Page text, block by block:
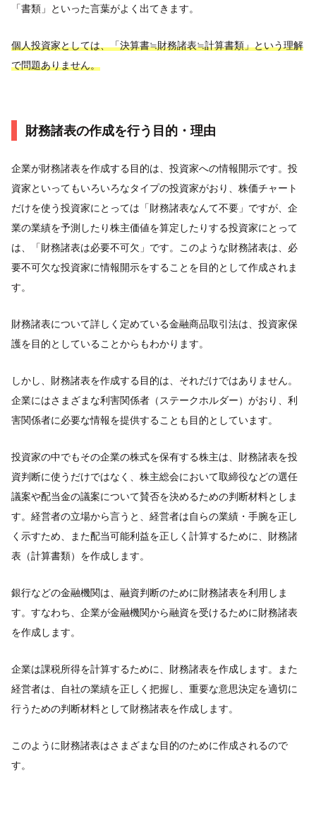
「書類」といった言葉がよく出てきます。
個人投資家としては、「決算書≒財務諸表≒計算書類」という理解
で問題ありません。
財務諸表の作成を行う目的・理由
企業が財務諸表を作成する目的は、投資家への情報開示です。投
資家といってもいろいろなタイプの投資家がおり、株価チャート
だけを使う投資家にとっては「財務諸表なんて不要」ですが、企
業の業績を予測したり株主価値を算定したりする投資家にとって
は、「財務諸表は必要不可欠」です。このような財務諸表は、必
要不可欠な投資家に情報開示をすることを目的として作成されま
す。
財務諸表について詳しく定めている金融商品取引法は、投資家保
護を目的としていることからもわかります。
しかし、財務諸表を作成する目的は、それだけではありません。
企業にはさまざまな利害関係者（ステークホルダー）がおり、利
害関係者に必要な情報を提供することも目的としています。
投資家の中でもその企業の株式を保有する株主は、財務諸表を投
資判断に使うだけではなく、株主総会において取締役などの選任
議案や配当金の議案について賛否を決めるための判断材料としま
す。経営者の立場から言うと、経営者は自らの業績・手腕を正し
く示すため、また配当可能利益を正しく計算するために、財務諸
表（計算書類）を作成します。
銀行などの金融機関は、融資判断のために財務諸表を利用しま
す。すなわち、企業が金融機関から融資を受けるために財務諸表
を作成します。
企業は課税所得を計算するために、財務諸表を作成します。また
経営者は、自社の業績を正しく把握し、重要な意思決定を適切に
行うための判断材料として財務諸表を作成します。
このように財務諸表はさまざまな目的のために作成されるので
す。